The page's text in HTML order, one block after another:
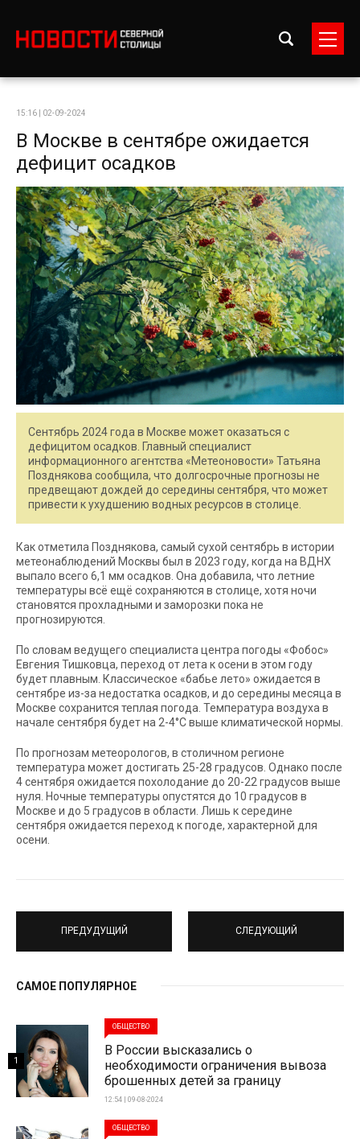
15:16 | 02-09-2024
В Москве в сентябре ожидается
дефицит осадков
Сентябрь 2024 года в Москве может оказаться с
дефицитом осадков. Главный специалист
информационного агентства «Метеоновости» Татьяна
Позднякова сообщила, что долгосрочные прогнозы не
предвещают дождей до середины сентября, что может
привести к ухудшению водных ресурсов в столице.
Как отметила Позднякова, самый сухой сентябрь в истории
метеонаблюдений Москвы был в 2023 году, когда на ВДНХ
выпало всего 6,1 мм осадков. Она добавила, что летние
температуры всё ещё сохраняются в столице, хотя ночи
становятся прохладными и заморозки пока не
прогнозируются.
По словам ведущего специалиста центра погоды «Фобос»
Евгения Тишковца, переход от лета к осени в этом году
будет плавным. Классическое «бабье лето» ожидается в
сентябре из-за недостатка осадков, и до середины месяца в
Москве сохранится теплая погода. Температура воздуха в
начале сентября будет на 2-4°С выше климатической нормы.
По прогнозам метеорологов, в столичном регионе
температура может достигать 25-28 градусов. Однако после
4 сентября ожидается похолодание до 20-22 градусов выше
нуля. Ночные температуры опустятся до 10 градусов в
Москве и до 5 градусов в области. Лишь к середине
сентября ожидается переход к погоде, характерной для
осени.
ПРЕДУДУЩИЙ СЛЕДУЮЩИЙ
САМОЕ ПОПУЛЯРНОЕ
ОБЩЕСТВО
В России высказались о
необходимости ограничения вывоза
брошенных детей за границу
12:54 | 09-08-2024
1
ОБЩЕСТВО